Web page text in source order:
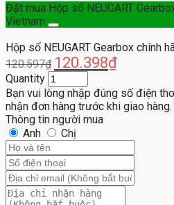
Đặt mua Hộp số NEUGART
Vietnam
Hộp số NEUGART Gearbox chính
120.597₫ 120.398₫
Quantity
Bạn vui lòng nhập đúng số điện
nhận đơn hàng trước khi giao
Thông tin người mua
Anh
Chị